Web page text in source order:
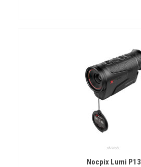
Nocpix Lumi P13